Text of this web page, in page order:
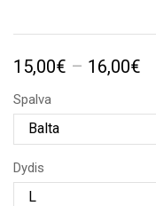
15,00€ – 16,00€
Spalva
Dydis